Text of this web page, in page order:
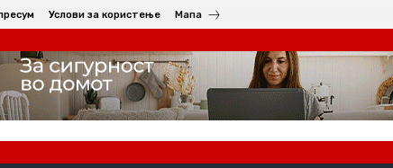
Услови за користење Мапа